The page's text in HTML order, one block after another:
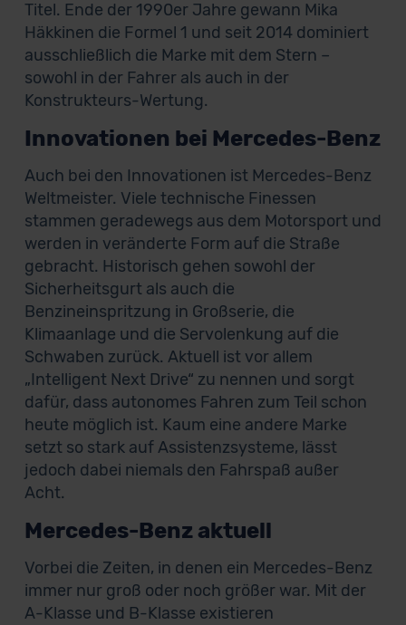
Titel. Ende der 1990er Jahre gewann Mika
Häkkinen die Formel 1 und seit 2014 dominiert
ausschließlich die Marke mit dem Stern –
sowohl in der Fahrer als auch in der
Konstrukteurs-Wertung.
Innovationen bei Mercedes-Benz
Auch bei den Innovationen ist Mercedes-Benz
Weltmeister. Viele technische Finessen
stammen geradewegs aus dem Motorsport und
werden in veränderte Form auf die Straße
gebracht. Historisch gehen sowohl der
Sicherheitsgurt als auch die
Benzineinspritzung in Großserie, die
Klimaanlage und die Servolenkung auf die
Schwaben zurück. Aktuell ist vor allem
„Intelligent Next Drive“ zu nennen und sorgt
dafür, dass autonomes Fahren zum Teil schon
heute möglich ist. Kaum eine andere Marke
setzt so stark auf Assistenzsysteme, lässt
jedoch dabei niemals den Fahrspaß außer
Acht.
Mercedes-Benz aktuell
Vorbei die Zeiten, in denen ein Mercedes-Benz
immer nur groß oder noch größer war. Mit der
A-Klasse und B-Klasse existieren